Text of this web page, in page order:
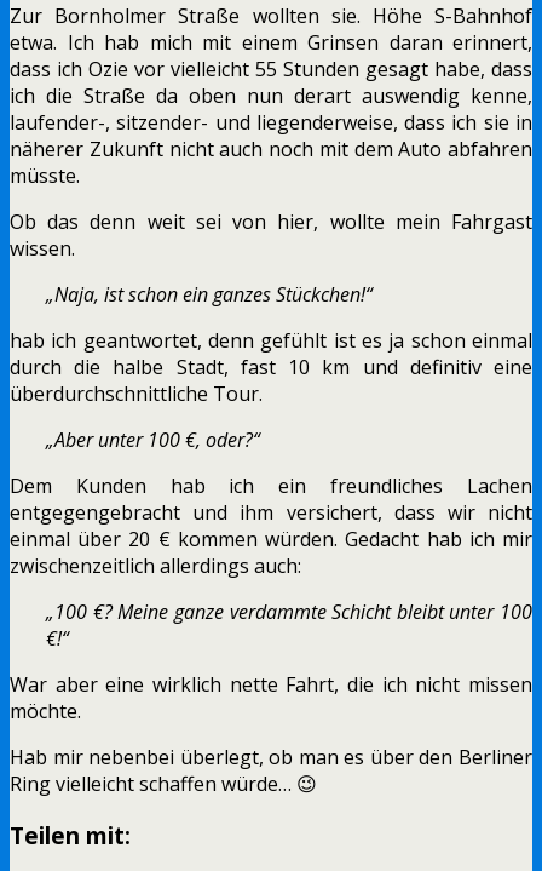
Zur Bornholmer Straße wollten sie. Höhe S-Bahnhof
etwa. Ich hab mich mit einem Grinsen daran erinnert,
dass ich Ozie vor vielleicht 55 Stunden gesagt habe, dass
ich die Straße da oben nun derart auswendig kenne,
laufender-, sitzender- und liegenderweise, dass ich sie in
näherer Zukunft nicht auch noch mit dem Auto abfahren
müsste.
Ob das denn weit sei von hier, wollte mein Fahrgast
wissen.
„Naja, ist schon ein ganzes Stückchen!“
hab ich geantwortet, denn gefühlt ist es ja schon einmal
durch die halbe Stadt, fast 10 km und definitiv eine
überdurchschnittliche Tour.
„Aber unter 100 €, oder?“
Dem Kunden hab ich ein freundliches Lachen
entgegengebracht und ihm versichert, dass wir nicht
einmal über 20 € kommen würden. Gedacht hab ich mir
zwischenzeitlich allerdings auch:
„100 €? Meine ganze verdammte Schicht bleibt unter 100
€!“
War aber eine wirklich nette Fahrt, die ich nicht missen
möchte.
Hab mir nebenbei überlegt, ob man es über den Berliner
Ring vielleicht schaffen würde… 😉
Teilen mit: